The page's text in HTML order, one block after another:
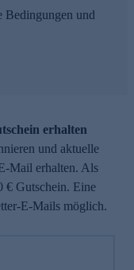
Bedingungen und
erhalten
und aktuelle
Mail erhalten. Als
€ Gutschein. Eine
E-Mails möglich.